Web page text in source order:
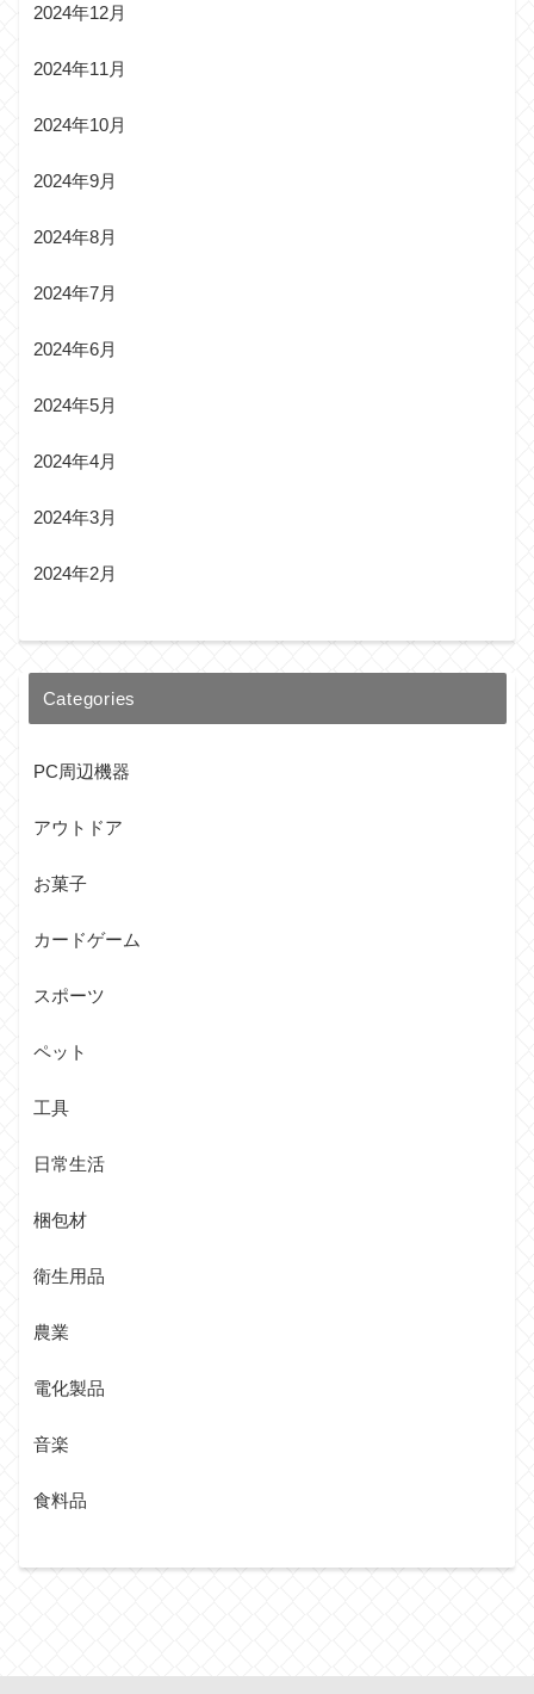
2024年12月
2024年11月
2024年10月
2024年9月
2024年8月
2024年7月
2024年6月
2024年5月
2024年4月
2024年3月
2024年2月
Categories
PC周辺機器
アウトドア
お菓子
カードゲーム
スポーツ
ペット
工具
日常生活
梱包材
衛生用品
農業
電化製品
音楽
食料品